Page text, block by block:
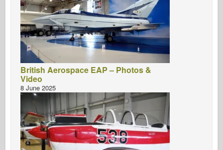
British Aerospace EAP – Photos &
Video
8 June 2025